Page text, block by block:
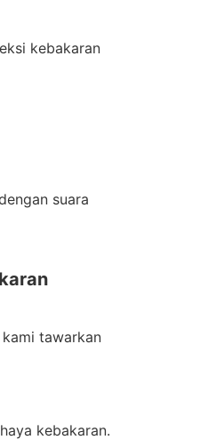
kebakaran
suara
tawarkan
kebakaran.